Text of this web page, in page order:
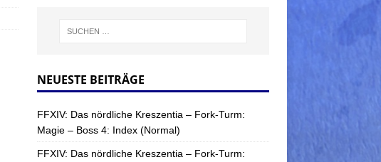
NEUESTE BEITRÄGE
FFXIV: Das nördliche Kreszentia – Fork-Turm:
Magie – Boss 4: Index (Normal)
FFXIV: Das nördliche Kreszentia – Fork-Turm: